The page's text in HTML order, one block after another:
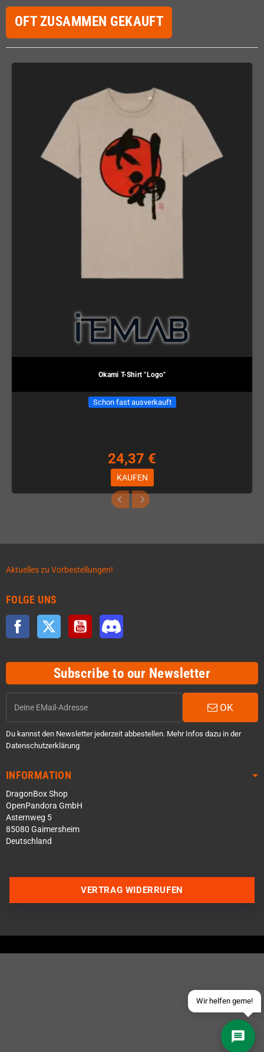
OFT ZUSAMMEN GEKAUFT
Okami T-Shirt "Logo"
Schon fast ausverkauft
24,37 €
KAUFEN
Aktuelles zu Vorbestellungen!
FOLGE UNS
Facebook Twitter YouTube
Subscribe to our Newsletter
OK
Du kannst den Newsletter jederzeit abbestellen. Mehr Infos dazu in der
Datenschutzerklärung
INFORMATION
DragonBox Shop
OpenPandora GmbH
Asternweg 5
85080 Gaimersheim
Deutschland
Wir helfen gerne!
Über WhatsApp schreiben
Schick uns eine eMail
VERTRAG WIDERRUFEN